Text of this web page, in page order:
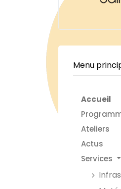
Menu
Accueil
Ateliers
Actus
Services